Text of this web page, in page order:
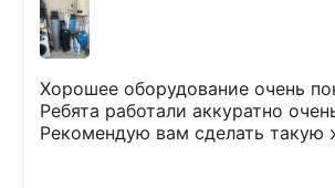
Хорошее оборудование очень
Ребята работали аккуратно очень вежливые !!!
Рекомендую вам сделать такую